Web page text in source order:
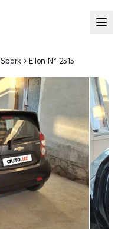
Spark E'lon № 2515